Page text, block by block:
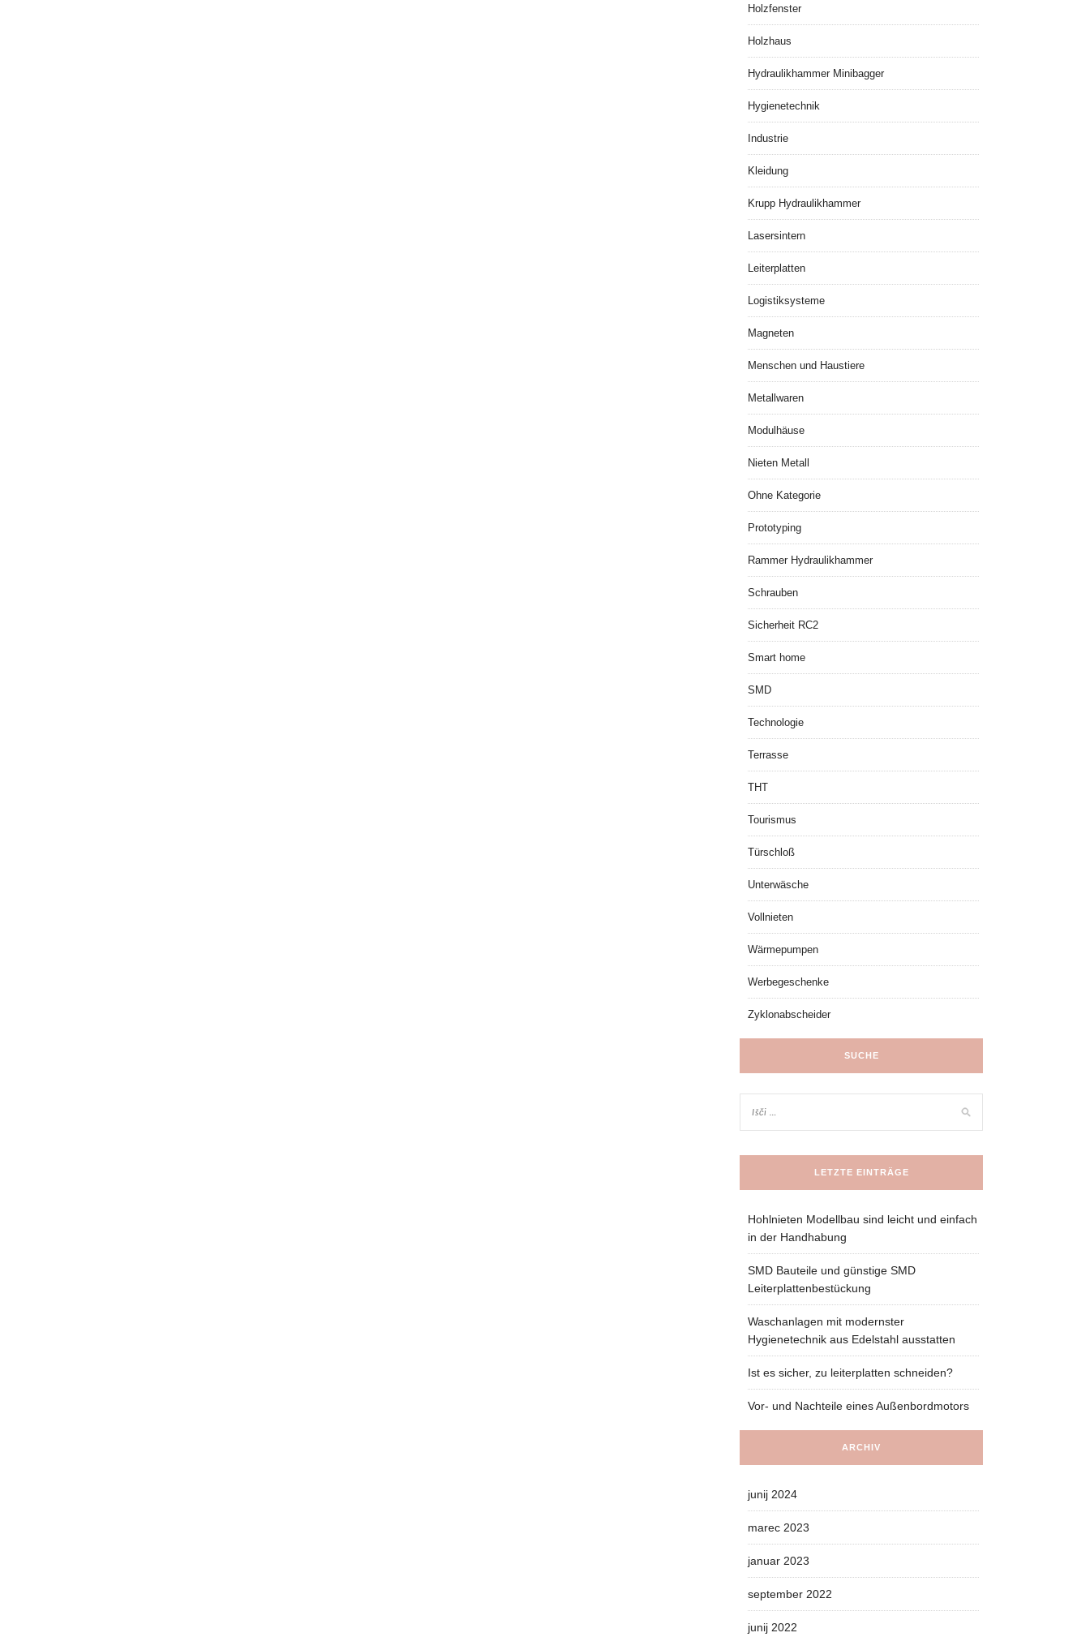
Holzfenster
Holzhaus
Hydraulikhammer Minibagger
Hygienetechnik
Industrie
Kleidung
Krupp Hydraulikhammer
Lasersintern
Leiterplatten
Logistiksysteme
Magneten
Menschen und Haustiere
Metallwaren
Modulhäuse
Nieten Metall
Ohne Kategorie
Prototyping
Rammer Hydraulikhammer
Schrauben
Sicherheit RC2
Smart home
SMD
Technologie
Terrasse
THT
Tourismus
Türschloß
Unterwäsche
Vollnieten
Wärmepumpen
Werbegeschenke
Zyklonabscheider
SUCHE
LETZTE EINTRÄGE
Hohlnieten Modellbau sind leicht und einfach
in der Handhabung
SMD Bauteile und günstige SMD
Leiterplattenbestückung
Waschanlagen mit modernster
Hygienetechnik aus Edelstahl ausstatten
Ist es sicher, zu leiterplatten schneiden?
Vor- und Nachteile eines Außenbordmotors
ARCHIV
junij 2024
marec 2023
januar 2023
september 2022
junij 2022